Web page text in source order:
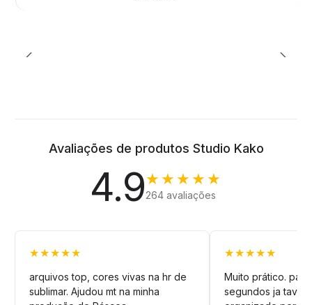
Avaliações de produtos Studio Kako
4.9★★★★★
264 avaliações
★★★★★
arquivos top, cores vivas na hr de
sublimar. Ajudou mt na minha
★★★★★
Muito prático.
segundos ja tava